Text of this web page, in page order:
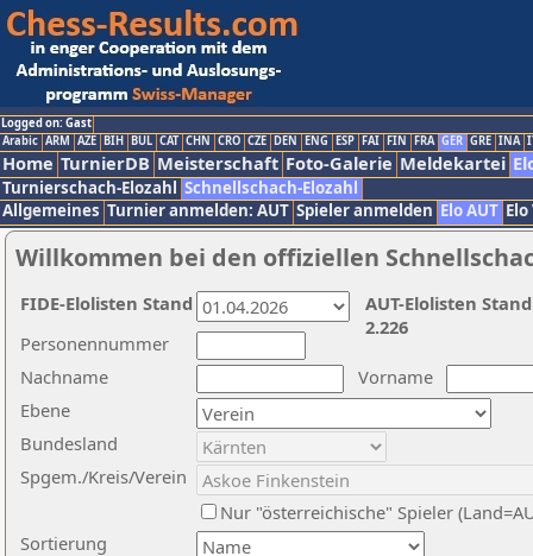
Logged on: Gast
Arabic ARM AZE BIH BUL CAT CHN CRO CZE DEN ENG ESP FAI FIN FRA GER GRE INA
Home TurnierDB Meisterschaft Foto-Galerie Meldekartei
Turnierschach-Elozahl Schnellschach-Elozahl
Allgemeines Turnier anmelden: AUT Spieler anmelden Elo AUT
Willkommen bei den offiziellen
Nachname
Vorname
Ebene
Sortierung
Personennummer
Bundesland
Spgem./Kreis/Verein
Nur "österreichische" Spieler
AUT-Elolisten
2.226
FIDE-Elolisten Stand